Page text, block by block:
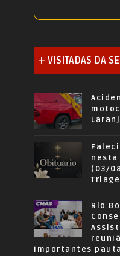
+ VISITADAS DA
nesta
(03/
Rio
importantes